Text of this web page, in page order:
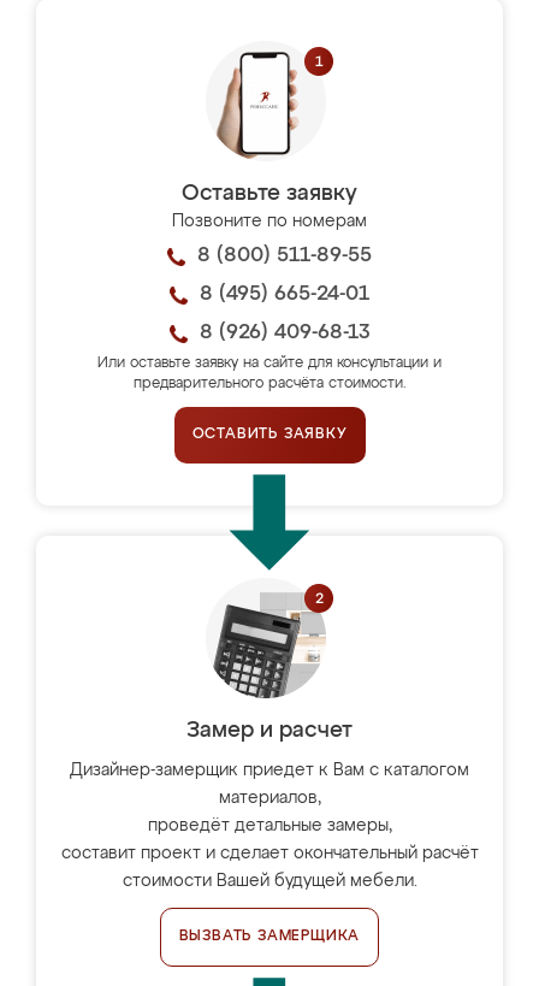
Оставьте заявку
Позвоните по номерам
8 (800) 511-89-55
8 (495) 665-24-01
8 (926) 409-68-13
Или оставьте заявку на сайте для консультации и
предварительного расчёта стоимости.
ОСТАВИТЬ ЗАЯВКУ
Замер и расчет
Дизайнер-замерщик приедет к Вам с каталогом
материалов,
проведёт детальные замеры,
составит проект и сделает окончательный расчёт
стоимости Вашей будущей мебели.
ВЫЗВАТЬ ЗАМЕРЩИКА